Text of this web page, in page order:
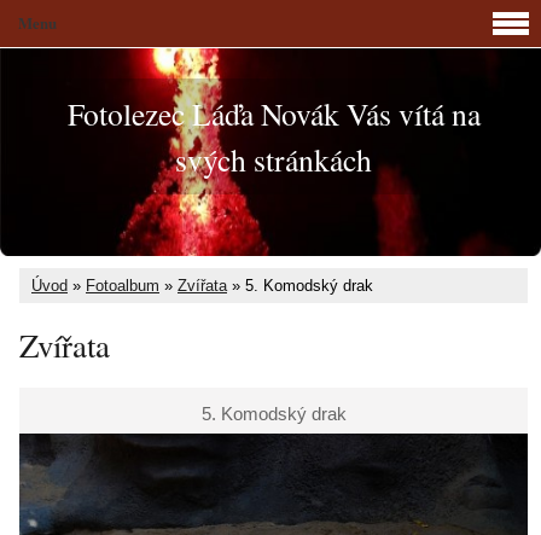
Fotolezec Láďa Novák Vás vítá na
svých stránkách
Úvod » Fotoalbum » Zvířata» 5. Komodský drak
Zvířata
5. Komodský drak
Menu